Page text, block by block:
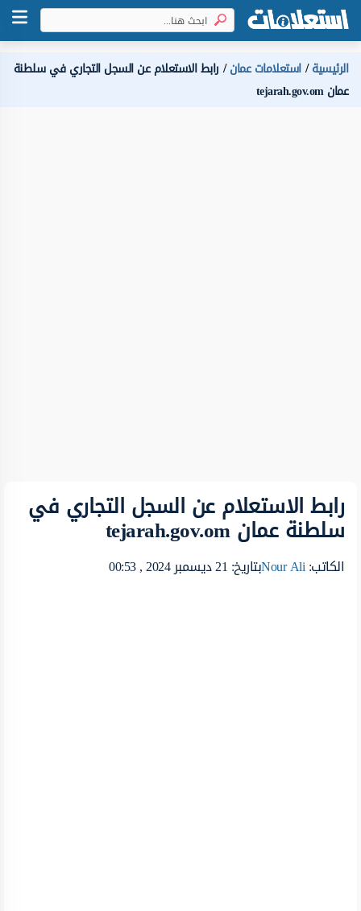
الرئيسية استعلامات عمان رابط الاستعلام عن السجل التجاري في سلطنة
عمان tejarah.gov.om
رابط الاستعلام عن السجل التجاري في
سلطنة عمان tejarah.gov.om
الكاتب:Nour Aliبتاريخ: 21 ديسمبر 2024 , 00:53